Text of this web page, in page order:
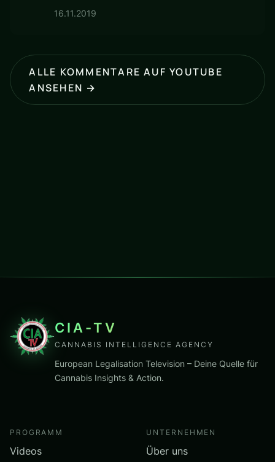
16.11.2019
ALLE KOMMENTARE AUF YOUTUBE
ANSEHEN →
CIA-TV
CANNABIS INTELLIGENCE AGENCY
European Legalisation Television – Deine Quelle für
Cannabis Insights & Action.
PROGRAMM
Videos
UNTERNEHMEN
Über uns